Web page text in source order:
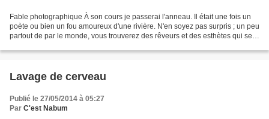
Fable photographique À son cours je passerai l'anneau. Il était une fois un
poète ou bien un fou amoureux d'une rivière. N'en soyez pas surpris ; un peu
partout de par le monde, vous trouverez des rêveurs et des esthètes qui se
Lavage de cerveau
Publié le 27/05/2014 à 05:27
Par C'est Nabum